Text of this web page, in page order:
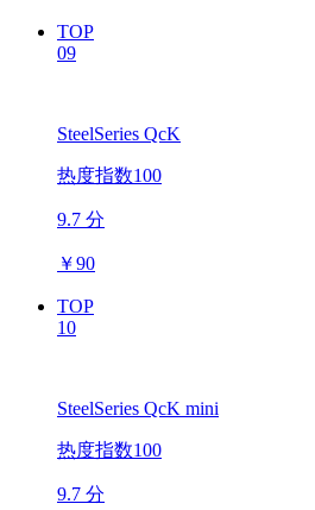
TOP
09
SteelSeries QcK
热度指数100
9.7 分
￥90
TOP
10
SteelSeries QcK mini
热度指数100
9.7 分